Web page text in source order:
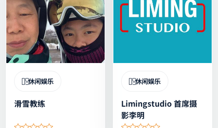
休闲娱乐
滑雪教练
休闲娱乐
Limingstudio 首席摄
影李明